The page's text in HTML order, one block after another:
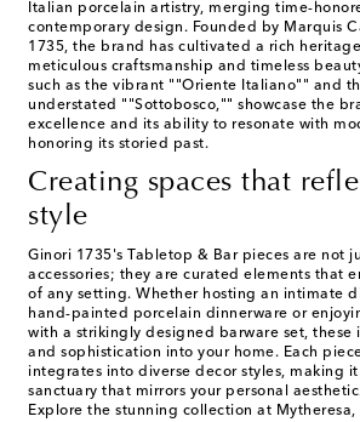
Italian porcelain artistry, merging time-
contemporary design. Founded by Marquis
1735, the brand has cultivated a rich
meticulous craftsmanship and timeless
such as the vibrant ""Oriente Italiano"" and
understated ""Sottobosco,"" showcase the
excellence and its ability to resonate with
honoring its storied past.
Creating spaces that
style
Ginori 1735's Tabletop & Bar pieces are not
accessories; they are curated elements that
of any setting. Whether hosting an intimate
hand-painted porcelain dinnerware or
with a strikingly designed barware set, these
and sophistication into your home. Each
integrates into diverse decor styles, making
sanctuary that mirrors your personal
Explore the stunning collection at